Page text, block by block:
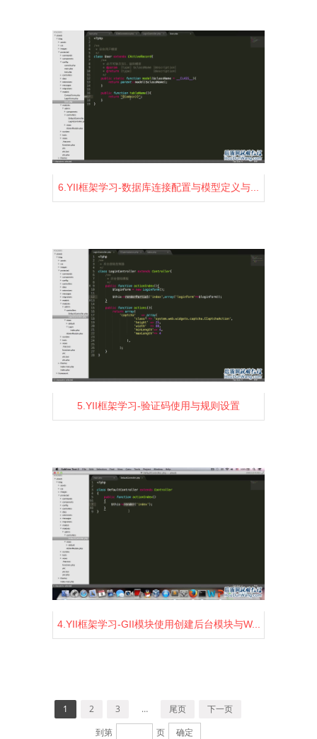
1490 2 0
6.YII框架学习-数据库连接配置与模型定义与...
1456 2 0
5.YII框架学习-验证码使用与规则设置
1456 2 0
4.YII框架学习-GII模块使用创建后台模块与W...
1 2 3 … 尾页
下一页
到第
页 确定